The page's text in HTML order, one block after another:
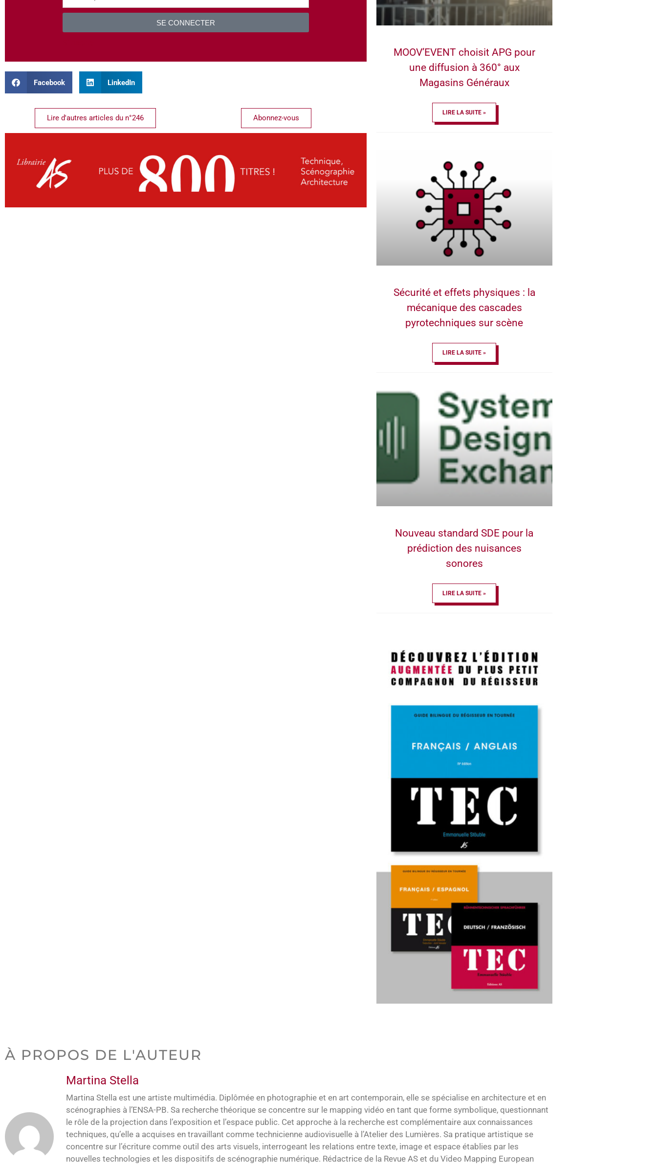
SE CONNECTER
Facebook LinkedIn
Lire d'autres articles du n°246 Abonnez-vous
MOOV’EVENT choisit APG pour
une diffusion à 360° aux
Magasins Généraux
LIRE LA SUITE »
Sécurité et effets physiques : la
mécanique des cascades
pyrotechniques sur scène
LIRE LA SUITE »
Nouveau standard SDE pour la
prédiction des nuisances
sonores
LIRE LA SUITE »
À PROPOS DE L'AUTEUR
Martina Stella
Martina Stella est une artiste multimédia. Diplômée en photographie et en art contemporain, elle se spécialise en architecture et en
scénographies à l’ENSA-PB. Sa recherche théorique se concentre sur le mapping vidéo en tant que forme symbolique, questionnant
le rôle de la projection dans l’exposition et l’espace public. Cet approche à la recherche est complémentaire aux connaissances
techniques, qu’elle a acquises en travaillant comme technicienne audiovisuelle à l’Atelier des Lumières. Sa pratique artistique se
concentre sur l’écriture comme outil des arts visuels, interrogeant les relations entre texte, image et espace établies par les
nouvelles technologies et les dispositifs de scénographie numérique. Rédactrice de la Revue AS et du Video Mapping European